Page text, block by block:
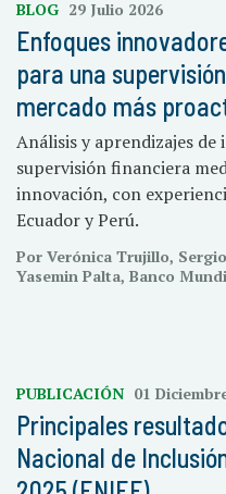
BLOG 29 Julio 2026
Enfoques
para una
mercado más
Análisis y aprendizajes
supervisión financiera
innovación, con
Ecuador y Perú.
Por Verónica Trujillo,
Yasemin Palta, Banco
PUBLICACIÓN 01
Principales
Nacional de